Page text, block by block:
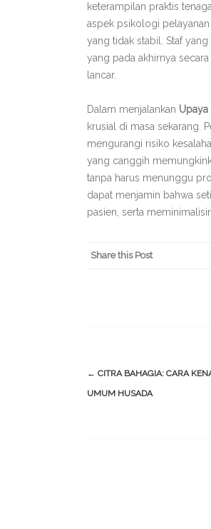
keterampilan praktis
aspek psikologi
yang tidak stabil. Staf
yang pada akhirnya
lancar.
Dalam menjalankan Upaya
krusial di masa sekarang.
mengurangi risiko
yang canggih
tanpa harus menunggu
dapat menjamin bahwa
pasien, serta
Share this Post
Post
navigation
← CITRA BAHAGIA: CARA
UMUM HUSADA